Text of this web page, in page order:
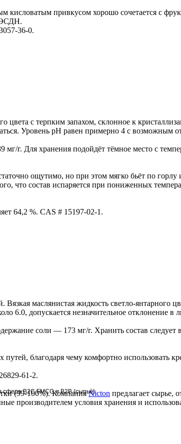
кисловатым привкусом хорошо сочетается с
ЭСДН.
36-0.
цвета с терпким запахом, склонное к
Уровень pH равен примерно 4 с возможным
г. Для хранения подойдёт тёмное место с
ощутимо, но при этом мягко бьёт по
что состав испаряется при пониженных
64,2 %. CAS # 15197-02-1.
маслянистая жидкость светло-янтарного
6.0, допускается незначительное отклонение в
соли — 173 мг/г. Хранить состав следует
путей, благодаря чему комфортно
61-2.
(99-100%). КомпанияNicton предлагает сырье,
производителем условия хранения и
сфере В2С FMCG и В2В (сырьё).